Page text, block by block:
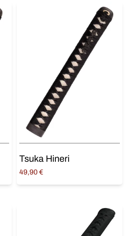
Tsuka Hineri
49,90 €
Ajouter au panier